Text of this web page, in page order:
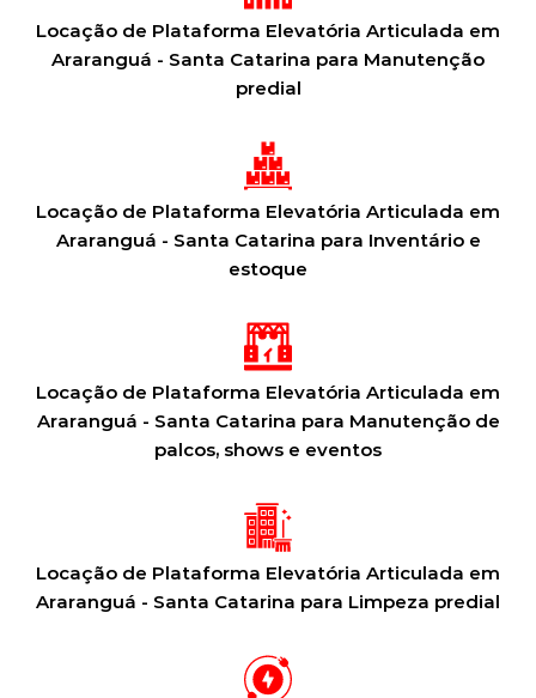
Locação de Plataforma Elevatória Articulada em
Araranguá - Santa Catarina para Manutenção
predial
Locação de Plataforma Elevatória Articulada em
Araranguá - Santa Catarina para Inventário e
estoque
Locação de Plataforma Elevatória Articulada em
Araranguá - Santa Catarina para Manutenção de
palcos, shows e eventos
Locação de Plataforma Elevatória Articulada em
Araranguá - Santa Catarina para Limpeza predial